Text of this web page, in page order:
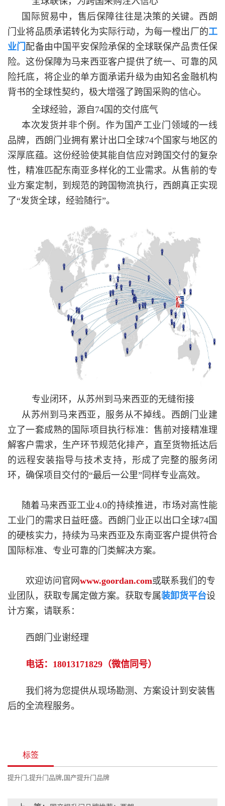
国际贸易中，售后保障往往是决策的关键。西朗
门业将品质承诺转化为实际行动，为每一樘出厂的工
业门 配备由中国平安保险承保的全球联保产品责任保
险。这份保障为马来西亚客户提供了统一、可靠的风
险托底，将企业的单方面承诺升级为由知名金融机构
背书的全球性契约，极大增强了跨国采购的信心。
全球经验，源自74国的交付底气
本次发货并非个例。作为国产工业门领域的一线
品牌，西朗门业拥有累计出口全球74个国家与地区的
深厚底蕴。这份经验使其能自信应对跨国交付的复杂
性，精准匹配东南亚多样化的工业需求。从售前的专
业方案定制，到规范的跨国物流执行，西朗真正实现
了“发货全球，经验随行”。
专业闭环，从苏州到马来西亚的无缝衔接
从苏州到马来西亚，服务从不掉线。西朗门业建
立了一套成熟的国际项目执行标准：售前对接精准理
解客户需求，生产环节规范化排产，直至货物抵达后
的远程安装指导与技术支持，形成了完整的服务闭
环，确保项目交付的“最后一公里”同样专业高效。
随着马来西亚工业4.0的持续推进，市场对高性能
工业门的需求日益旺盛。西朗门业正以出口全球74国
的硬核实力，持续为马来西亚及东南亚客户提供符合
国际标准、专业可靠的门类解决方案。
欢迎访问官网www.goordan.com或联系我们的专
业团队，获取专属定做方案。获取专属装卸货平台设
计方案，请联系：
西朗门业谢经理
电话：18013171829（微信同号）
我们将为您提供从现场勘测、方案设计到安装售
后的全流程服务。
标签
提升门 ,提升门品牌, 国产提升门品牌